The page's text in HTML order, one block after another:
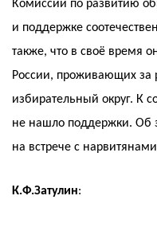
Комиссии по развитию
и поддержке
также, что в своё время
России, проживающих
избирательный округ. К
не нашло поддержки. Об
на встрече с
К.Ф.Затулин: